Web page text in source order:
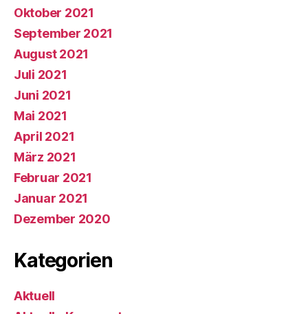
Oktober 2021
September 2021
August 2021
Juli 2021
Juni 2021
Mai 2021
April 2021
März 2021
Februar 2021
Januar 2021
Dezember 2020
Kategorien
Aktuell